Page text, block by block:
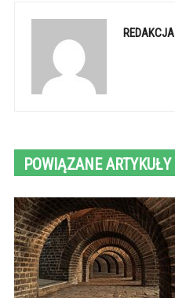
REDAKCJA
POWIĄZANE ARTYKUŁY